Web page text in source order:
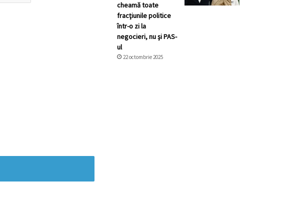
cheamă toate
fracţiunile politice
într-o zi la
negocieri, nu şi PAS-
ul
22 octombrie 2025